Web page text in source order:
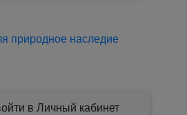
природное наследие
в Личный кабинет